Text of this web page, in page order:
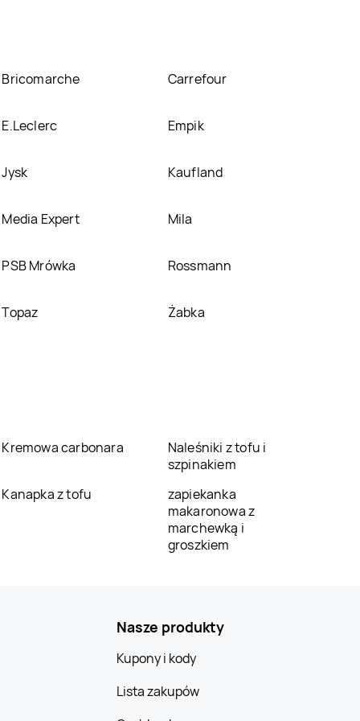
Bricomarche Carrefour
E.Leclerc Empik
Jysk Kaufland
Media Expert Mila
PSB Mrówka Rossmann
Topaz Żabka
Kremowa carbonara
Naleśniki z tofu i
szpinakiem
Kanapka z tofu
zapiekanka
makaronowa z
marchewką i
groszkiem
Nasze produkty
Kupony i kody
Lista zakupów